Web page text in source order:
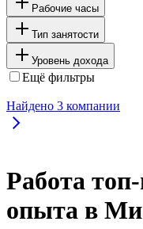
Рабочие часы
Тип занятости
Уровень дохода
Ещё фильтры
Найдено 3 компании
Работа
опыта в